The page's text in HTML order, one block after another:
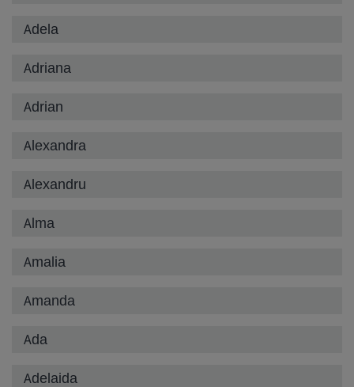
Adela
Adriana
Adrian
Alexandra
Alexandru
Alma
Amalia
Amanda
Ada
Adelaida